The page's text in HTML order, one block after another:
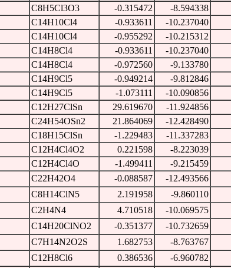
C8H5Cl3O3 -0.315472 -8.594338
C14H10Cl4 -0.933611 -10.237040
C14H10Cl4 -0.955292 -10.215312
C14H8Cl4 -0.933611 -10.237040
C14H8Cl4 -0.972560 -9.133780
C14H9Cl5 -0.949214 -9.812846
C14H9Cl5 -1.073111 -10.090856
C12H27ClSn 29.619670 -11.924856
C24H54OSn2 21.864069 -12.428490
C18H15ClSn -1.229483 -11.337283
C12H4Cl4O2 0.221598 -8.223039
C12H4Cl4O -1.499411 -9.215459
C22H42O4 -0.088587 -12.493566
C8H14ClN5 2.191958 -9.860110
C2H4N4 4.710518 -10.069575
C14H20ClNO2 -0.351377 -10.732659
C7H14N2O2S 1.682753 -8.763767
C12H8Cl6 0.386536 -6.960782